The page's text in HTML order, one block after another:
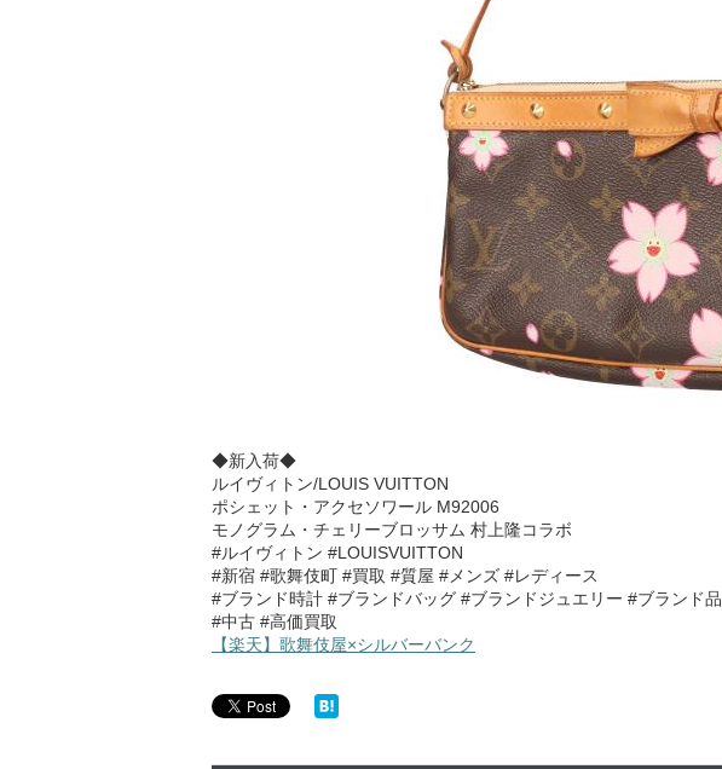
◆新入荷◆
ルイヴィトン/LOUIS VUITTON
ポシェット・アクセソワール M92006
モノグラム・チェリーブロッサム 村上隆コラボ
#ルイヴィトン #LOUISVUITTON
#新宿 #歌舞伎町 #買取 #質屋 #メンズ #レディース
#ブランド時計 #ブランドバッグ #ブランドジュエリー #ブランド品
#中古 #高価買取
【楽天】歌舞伎屋×シルバーバンク